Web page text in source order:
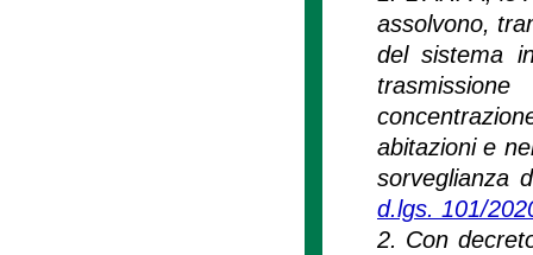
assolvono,
del sistema
abitazioni e
sorveglianza
d.lgs. 101/
2. Con